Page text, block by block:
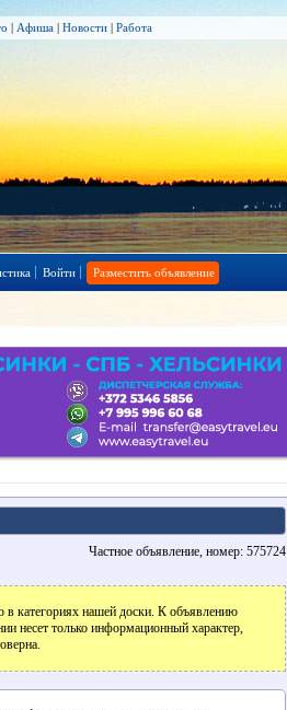
| Афиша | Новости | Работа
Войти Разместить объявление
Частное объявление, номер: 575724
в категориях нашей доски. К объявлению
несет только информационный характер,